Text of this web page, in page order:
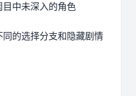
中未深入的角色
的选择分支和隐藏剧情